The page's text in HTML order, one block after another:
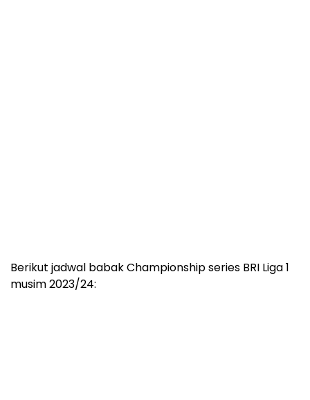
Berikut jadwal babak Championship series BRI Liga 1
musim 2023/24: